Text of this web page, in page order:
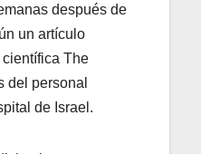
después de
un artículo
The
del personal
de Israel.